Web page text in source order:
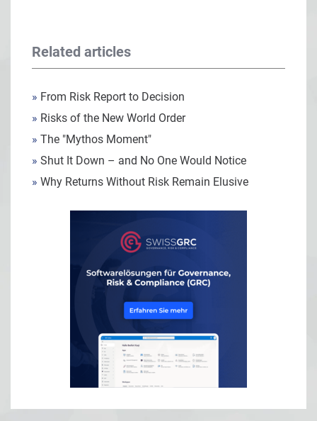
Related articles
» From Risk Report to Decision
» Risks of the New World Order
» The "Mythos Moment"
» Shut It Down – and No One Would Notice
» Why Returns Without Risk Remain Elusive